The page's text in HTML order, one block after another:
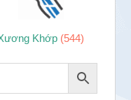
Khớp (544)